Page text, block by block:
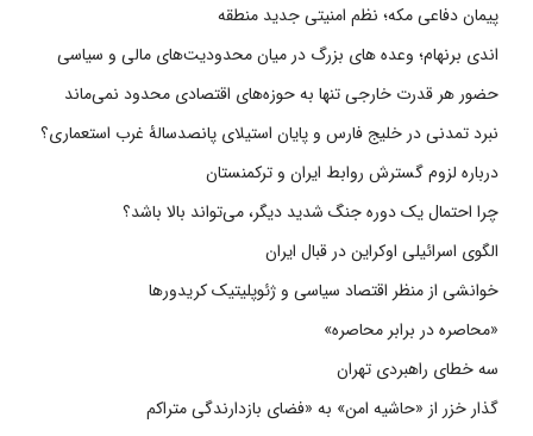
پیمان دفاعی مکه؛ نظم امنیتی جدید منطقه
اندی برنهام؛ وعده های بزرگ در میان محدودیت‌های مالی و سیاسی
حضور هر قدرت خارجی تنها به حوزه‌های اقتصادی محدود نمی‌ماند
نبرد تمدنی در خلیج فارس و پایان استیلای پانصدسالۀ غرب استعماری؟
درباره لزوم گسترش روابط ایران و ترکمنستان
چرا احتمال یک دوره جنگ شدید دیگر، می‌تواند بالا باشد؟
الگوی اسرائیلی اوکراین در قبال ایران
خوانشی از منظر اقتصاد سیاسی و ژئوپلیتیک کریدورها
«محاصره در برابر محاصره»
سه خطای راهبردی تهران
گذار خزر از «حاشیه امن» به «فضای بازدارندگی متراکم